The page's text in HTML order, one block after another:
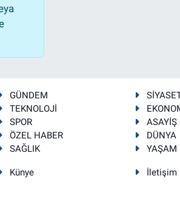
GÜNDEM
TEKNOLOJİ
SPOR
ASAYİŞ
ÖZEL HABER
DÜNYA
SAĞLIK
YAŞAM
Künye İletişim